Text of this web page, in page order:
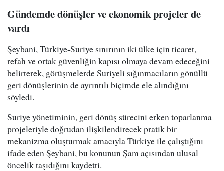
Gündemde dönüşler ve ekonomik projeler de
vardı
Şeybani, Türkiye-Suriye sınırının iki ülke için ticaret,
refah ve ortak güvenliğin kapısı olmaya devam edeceğini
belirterek, görüşmelerde Suriyeli sığınmacıların gönüllü
geri dönüşlerinin de ayrıntılı biçimde ele alındığını
söyledi.
Suriye yönetiminin, geri dönüş sürecini erken toparlanma
projeleriyle doğrudan ilişkilendirecek pratik bir
mekanizma oluşturmak amacıyla Türkiye ile çalıştığını
ifade eden Şeybani, bu konunun Şam açısından ulusal
öncelik taşıdığını kaydetti.